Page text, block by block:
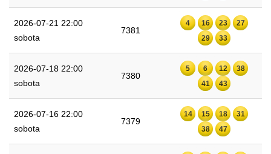
2026-07-21 22:00
sobota
7381
4 16 23
27
29
33
2026-07-18 22:00
sobota
7380
5 6 12
38
41
43
2026-07-16 22:00
sobota
7379
14 15 18
31
38
47